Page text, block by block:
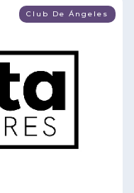
Club De Ángeles